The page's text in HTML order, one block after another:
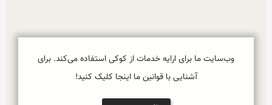
وب‌سایت ما برای ارایه خدمات از کوکی استفاده می‌کند. برای
آشنایی با قوانین ما اینجا کلیک کنید!